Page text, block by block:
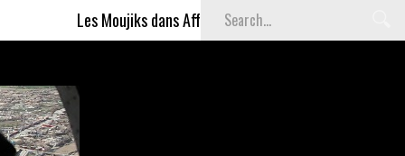
Les Moujiks dans Affaires sensibles